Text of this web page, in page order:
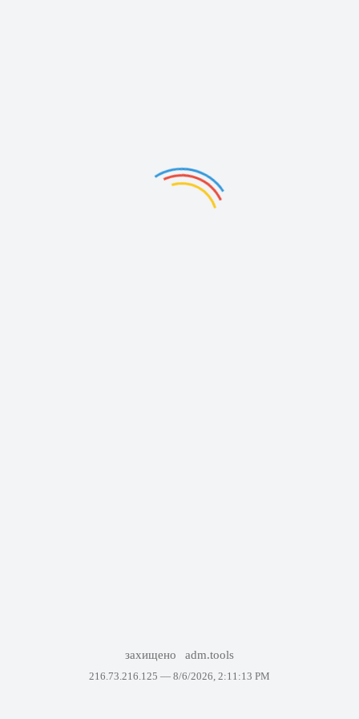
захищено adm.tools
216.73.216.125 — 8/6/2026, 2:11:13 PM